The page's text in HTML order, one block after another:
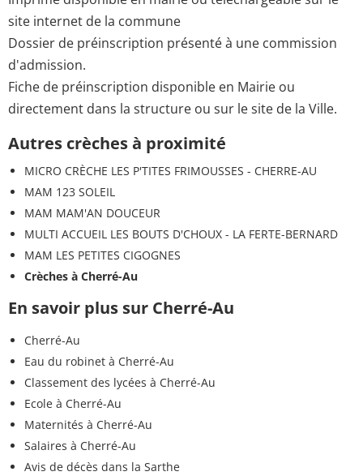
site internet de la commune
Dossier de préinscription présenté à une commission
d'admission.
Fiche de préinscription disponible en Mairie ou
directement dans la structure ou sur le site de la Ville.
Autres crèches à proximité
MICRO CRÈCHE LES P'TITES FRIMOUSSES - CHERRE-AU
MAM 123 SOLEIL
MAM MAM'AN DOUCEUR
MULTI ACCUEIL LES BOUTS D'CHOUX - LA FERTE-BERNARD
MAM LES PETITES CIGOGNES
Crèches à Cherré-Au
En savoir plus sur Cherré-Au
Cherré-Au
Eau du robinet à Cherré-Au
Classement des lycées à Cherré-Au
Ecole à Cherré-Au
Maternités à Cherré-Au
Salaires à Cherré-Au
Avis de décès dans la Sarthe